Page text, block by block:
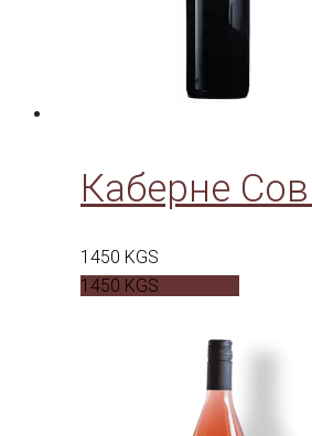
Каберне
1450 KGS
1450 KGS